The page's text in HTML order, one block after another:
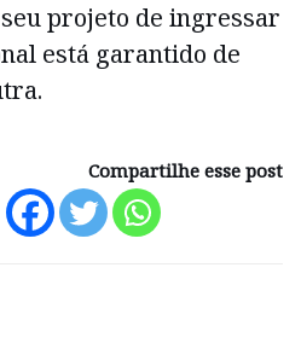
projeto de ingressar
está garantido de
Compartilhe esse post